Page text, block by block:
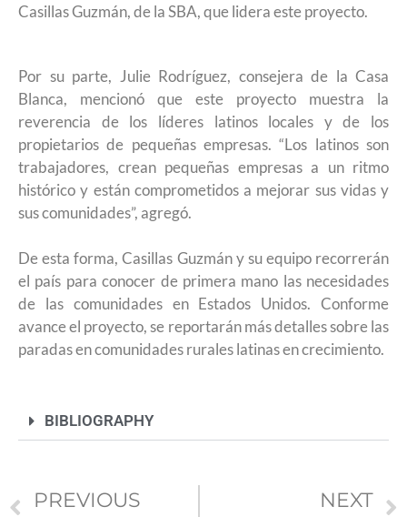
Casillas Guzmán, de la SBA, que lidera este proyecto.
Por su parte, Julie Rodríguez, consejera de la Casa
Blanca, mencionó que este proyecto muestra la
reverencia de los líderes latinos locales y de los
propietarios de pequeñas empresas. “Los latinos son
trabajadores, crean pequeñas empresas a un ritmo
histórico y están comprometidos a mejorar sus vidas y
sus comunidades”, agregó.
De esta forma, Casillas Guzmán y su equipo recorrerán
el país para conocer de primera mano las necesidades
de las comunidades en Estados Unidos. Conforme
avance el proyecto, se reportarán más detalles sobre las
paradas en comunidades rurales latinas en crecimiento.
BIBLIOGRAPHY
PREVIOUS NEXT